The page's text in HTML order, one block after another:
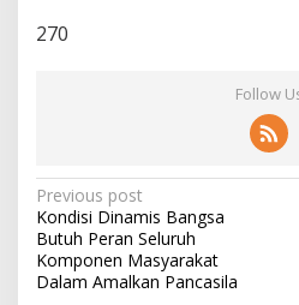
270
Follow
P
o
s
Previous post
Kondisi Dinamis Bangsa
Butuh Peran Seluruh
Komponen Masyarakat
Dalam Amalkan Pancasila